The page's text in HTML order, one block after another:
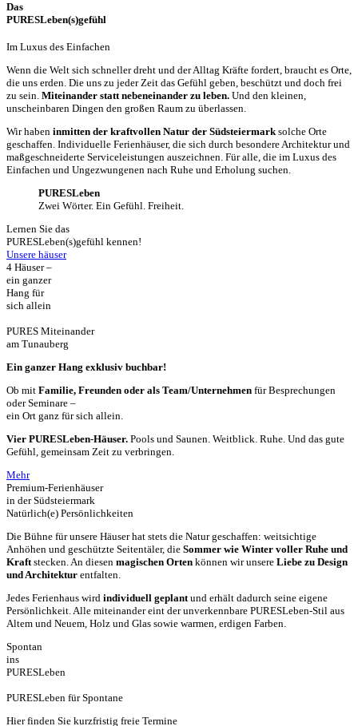
Das
PURESLeben(s)­gefühl
Im Luxus des Einfachen
Wenn die Welt sich schneller dreht und der Alltag Kräfte fordert, braucht es Orte,
die uns erden. Die uns zu jeder Zeit das Gefühl geben, beschützt und doch frei
zu sein. Miteinander statt nebeneinander zu leben. Und den kleinen,
unscheinbaren Dingen den großen Raum zu überlassen.
Wir haben inmitten der kraftvollen Natur der Südsteiermark solche Orte
geschaffen. Individuelle Ferienhäuser, die sich durch besondere Architektur und
maßgeschneiderte Serviceleistungen auszeichnen. Für alle, die im Luxus des
Einfachen und Ungezwungenen nach Ruhe und Erholung suchen.
PURESLeben
Zwei Wörter. Ein Gefühl. Freiheit.
Lernen Sie das
PURESLeben(s)­gefühl kennen!
Unsere häuser
4 Häuser –
ein ganzer
Hang für
sich allein
PURES Miteinander
am Tunauberg
Ein ganzer Hang exklusiv buchbar!
Ob mit Familie, Freunden oder als Team/Unternehmen für Besprechungen
oder Seminare –
ein Ort ganz für sich allein.
Vier PURESLeben-Häuser. Pools und Saunen. Weitblick. Ruhe. Und das gute
Gefühl, gemeinsam Zeit zu verbringen.
Mehr
Premium-Ferienhäuser
in der Südsteiermark
Natürlich(e) Persönlichkeiten
Die Bühne für unsere Häuser hat stets die Natur geschaffen: weitsichtige
Anhöhen und geschützte Seitentäler, die Sommer wie Winter voller Ruhe und
Kraft stecken. An diesen magischen Orten können wir unsere Liebe zu Design
und Architektur entfalten.
Jedes Ferienhaus wird individuell geplant und erhält dadurch seine eigene
Persönlichkeit. Alle miteinander eint der unverkennbare PURESLeben-Stil aus
Altem und Neuem, Holz und Glas sowie warmen, erdigen Farben.
Spontan
ins
PURESLeben
PURESLeben für Spontane
Hier finden Sie kurzfristig freie Termine